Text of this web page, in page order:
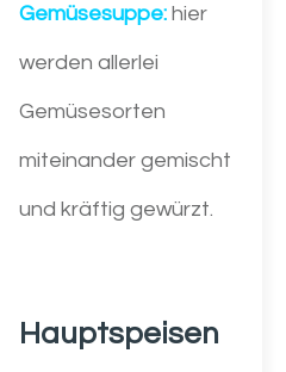
Gemüsesuppe: hier
werden allerlei
Gemüsesorten
miteinander gemischt
und kräftig gewürzt.
Hauptspeisen